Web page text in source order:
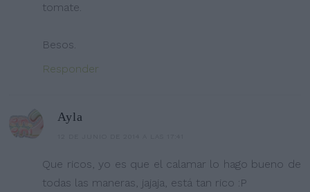
tomate.
Besos.
Responder
Ayla
Que ricos, yo es que el calamar lo hago bueno de
todas las maneras, jajaja, está tan rico :P